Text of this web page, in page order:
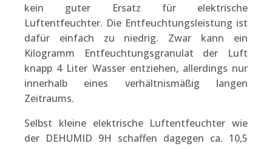
kein guter Ersatz für elektrische
Luftentfeuchter. Die Entfeuchtungsleistung ist
dafür einfach zu niedrig. Zwar kann ein
Kilogramm Entfeuchtungsgranulat der Luft
knapp 4 Liter Wasser entziehen, allerdings nur
innerhalb eines verhältnismäßig langen
Zeitraums.
Selbst kleine elektrische Luftentfeuchter wie
der DEHUMID 9H schaffen dagegen ca. 10,5